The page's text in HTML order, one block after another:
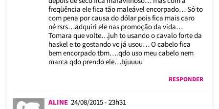
freqüência ele fica tão maleável encorpado… Só to
com pena por causa do dólar pois fica mais caro
né rsrs…adquiri ele nas promoção da vida…
Tomara que volte…juh to usando o cavalo forte da
haskel e to gostando vc já usou… O cabelo fica
bem encorpado tbm….qdo uso meu cabelo nem
marca qdo prendo ele…bjuuuu
RESPONDER
ALINE 24/08/2015 - 23h31